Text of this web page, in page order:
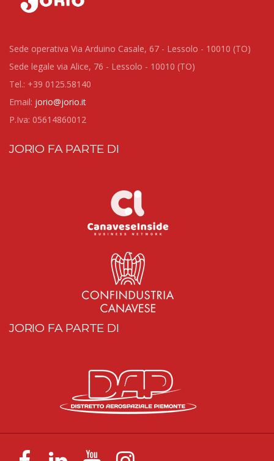
Sede operativa Via Arduino Casale, 67 - Lessolo - 10010 (TO)
Sede legale via Alice, 76 - Lessolo - 10010 (TO)
Tel.: +39 0125.58140
Email: jorio@jorio.it
P.Iva: 05614860012
JORIO FA PARTE DI
JORIO FA PARTE DI